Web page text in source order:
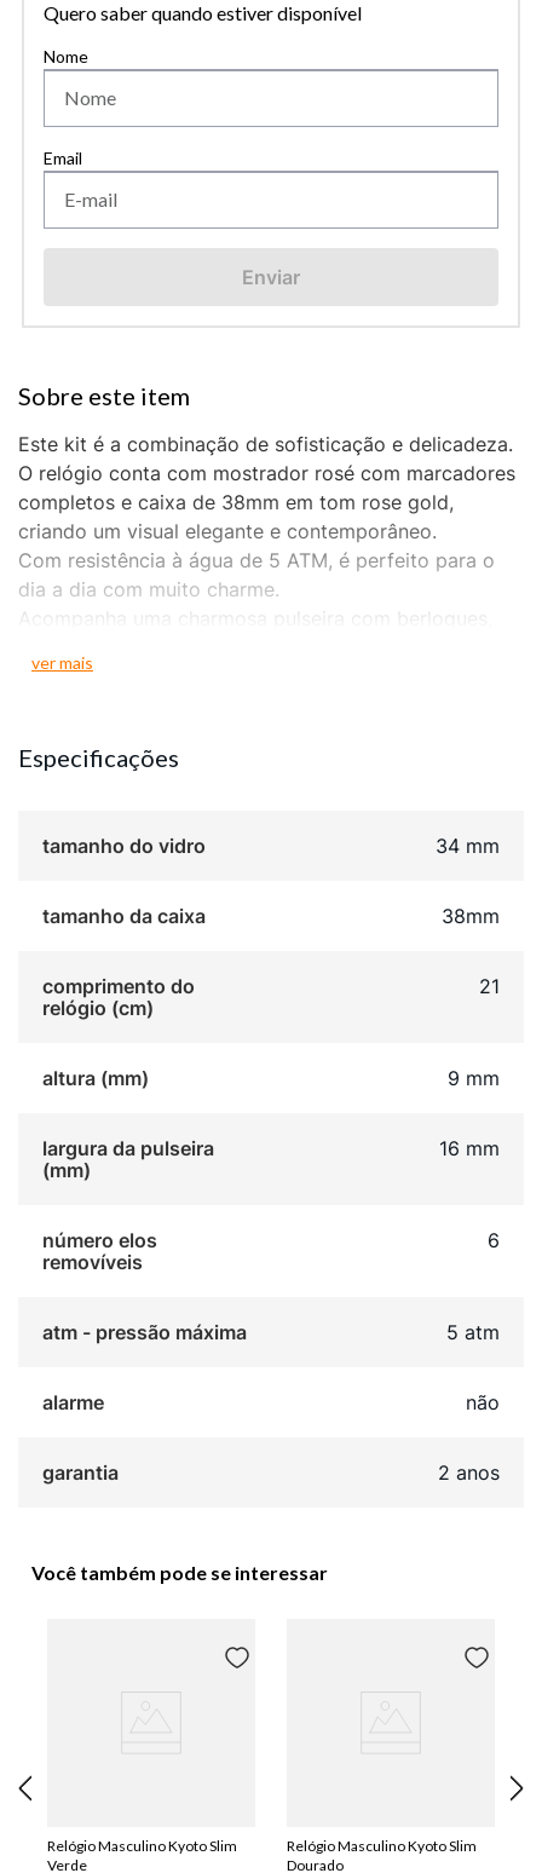
Quero saber quando estiver disponível
Enviar
Este kit é a combinação de sofisticação e delicadeza.
O relógio conta com mostrador rosé com marcadores
completos e caixa de 38mm em tom rose gold,
criando um visual elegante e contemporâneo.
Com resistência à água de 5 ATM, é perfeito para o
dia a dia com muito charme.
Acompanha uma charmosa pulseira com berloques,
ao look.
ver mais
Especificações
tamanho do vidro 34 mm
tamanho da caixa 38mm
comprimento do
relógio (cm)
21
altura (mm) 9 mm
largura da pulseira
(mm)
16 mm
número elos
removíveis
6
atm - pressão máxima 5 atm
alarme não
garantia 2 anos
Você também pode se interessar
Relógio Masculino Kyoto Slim
Verde
Relógio Masculino Kyoto Slim
Dourado